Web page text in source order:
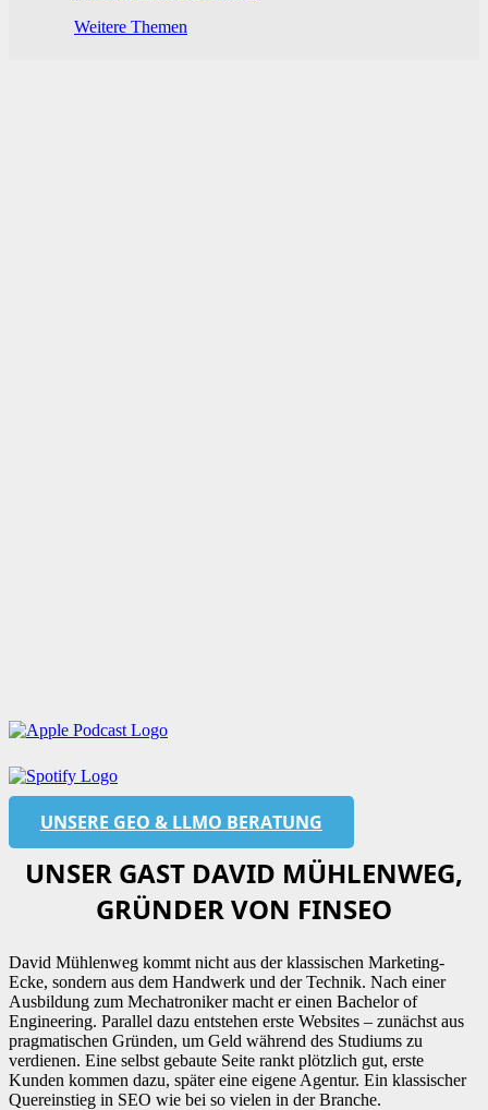
Weitere Themen
UNSERE GEO & LLMO BERATUNG
UNSER GAST DAVID MÜHLENWEG,
GRÜNDER VON FINSEO
David Mühlenweg kommt nicht aus der klassischen Marketing-
Ecke, sondern aus dem Handwerk und der Technik. Nach einer
Ausbildung zum Mechatroniker macht er einen Bachelor of
Engineering. Parallel dazu entstehen erste Websites – zunächst aus
pragmatischen Gründen, um Geld während des Studiums zu
verdienen. Eine selbst gebaute Seite rankt plötzlich gut, erste
Kunden kommen dazu, später eine eigene Agentur. Ein klassischer
Quereinstieg in SEO wie bei so vielen in der Branche.